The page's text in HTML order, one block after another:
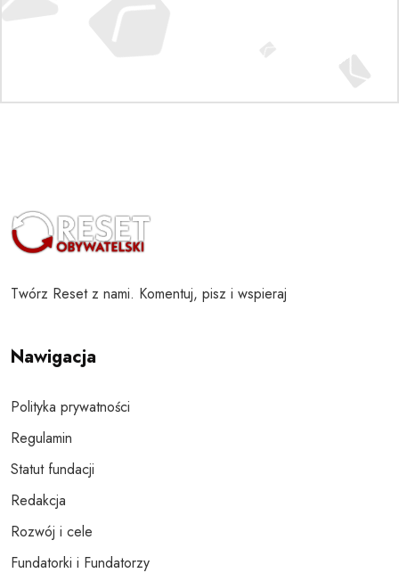
Twórz Reset z nami. Komentuj, pisz i wspieraj
Nawigacja
Polityka prywatności
Regulamin
Statut fundacji
Redakcja
Rozwój i cele
Fundatorki i Fundatorzy